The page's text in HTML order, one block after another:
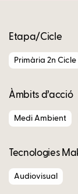
Etapa/Cicle
Primària 2n Cicle
Àmbits d’acció
Medi Ambient
Tecnologies
Audiovisual